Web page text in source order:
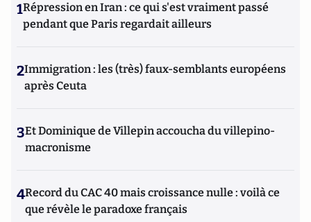
1Répression en Iran : ce qui s'est vraiment passé
pendant que Paris regardait ailleurs
2Immigration : les (très) faux-semblants européens
après Ceuta
3Et Dominique de Villepin accoucha du villepino-
macronisme
4Record du CAC 40 mais croissance nulle : voilà ce
que révèle le paradoxe français